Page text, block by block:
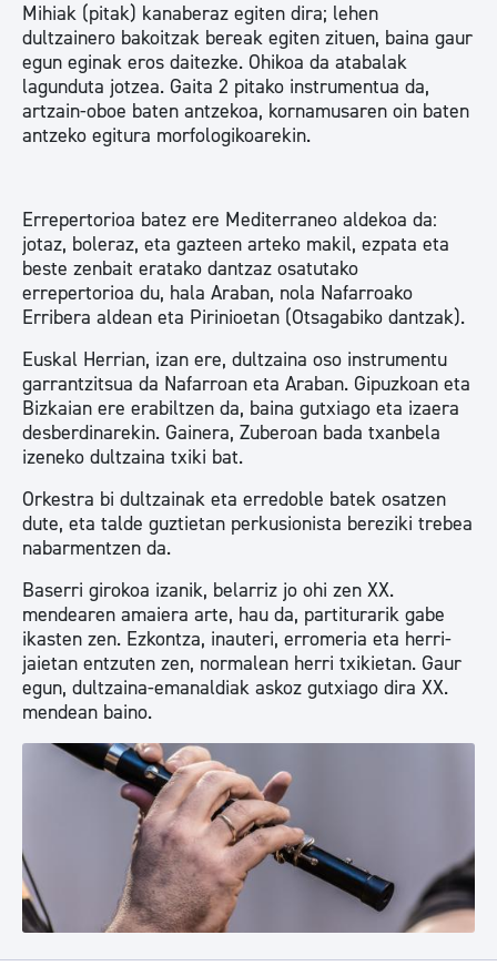
Mihiak (pitak) kanaberaz egiten dira; lehen
dultzainero bakoitzak bereak egiten zituen, baina gaur
egun eginak eros daitezke. Ohikoa da atabalak
lagunduta jotzea. Gaita 2 pitako instrumentua da,
artzain-oboe baten antzekoa, kornamusaren oin baten
antzeko egitura morfologikoarekin.
Errepertorioa batez ere Mediterraneo aldekoa da:
jotaz, boleraz, eta gazteen arteko makil, ezpata eta
beste zenbait eratako dantzaz osatutako
errepertorioa du, hala Araban, nola Nafarroako
Erribera aldean eta Pirinioetan (Otsagabiko dantzak).
Euskal Herrian, izan ere, dultzaina oso instrumentu
garrantzitsua da Nafarroan eta Araban. Gipuzkoan eta
Bizkaian ere erabiltzen da, baina gutxiago eta izaera
desberdinarekin. Gainera, Zuberoan bada txanbela
izeneko dultzaina txiki bat.
Orkestra bi dultzainak eta erredoble batek osatzen
dute, eta talde guztietan perkusionista bereziki trebea
nabarmentzen da.
Baserri girokoa izanik, belarriz jo ohi zen XX.
mendearen amaiera arte, hau da, partiturarik gabe
ikasten zen. Ezkontza, inauteri, erromeria eta herri-
jaietan entzuten zen, normalean herri txikietan. Gaur
egun, dultzaina-emanaldiak askoz gutxiago dira XX.
mendean baino.